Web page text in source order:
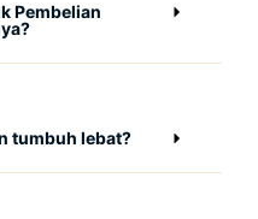
Pembelian
tumbuh lebat?